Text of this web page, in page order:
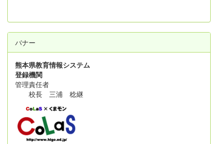
バナー
熊本県教育情報システム
登録機関
管理責任者
校長 三浦 稔継